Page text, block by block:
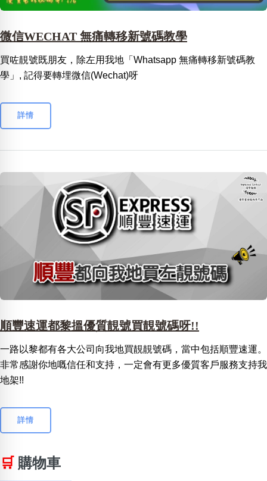
微信WECHAT 無痛轉移新號碼教學
買咗靚號既朋友，除左用我地「Whatsapp 無痛轉移新號碼教
學」, 記得要轉埋微信(Wechat)呀
詳情
順豐速運都黎搵優質靚號買靚號碼呀!!
一路以黎都有各大公司向我地買靚靚號碼，當中包括順豐速運。
非常感謝你地嘅信任和支持，一定會有更多優質客戶服務支持我
地架!!
詳情
🛒 購物車